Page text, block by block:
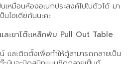
หมือนห้องอเนกประสงค์ไปในตัวได้ มา
ไอเดียกันนะคะ
ะขาโต๊ะเหล็กพับ Pull Out Table
และติดตั้งเพื่อทำให้ตู้สามารถกลายเป็น